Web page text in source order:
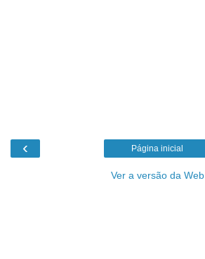
‹ Página inicial
Ver a versão da Web